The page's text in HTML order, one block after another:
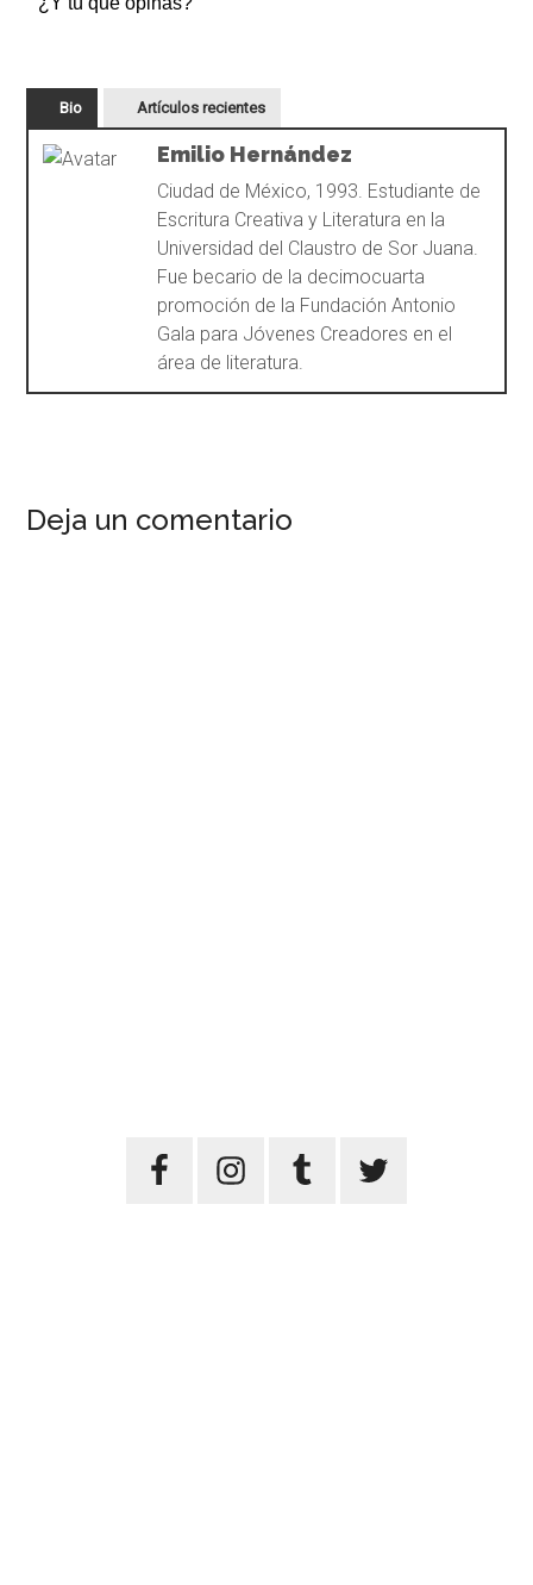
Bio Artículos recientes
Emilio Hernández
Ciudad de México, 1993. Estudiante de
Escritura Creativa y Literatura en la
Universidad del Claustro de Sor Juana.
Fue becario de la decimocuarta
promoción de la Fundación Antonio
Gala para Jóvenes Creadores en el
área de literatura.
Deja un comentario